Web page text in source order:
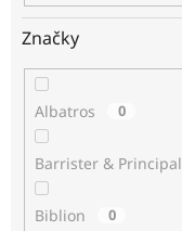
Značky
Albatros 0
Barrister & Principal
Biblion 0